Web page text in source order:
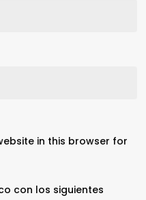
in this browser for
con los siguientes